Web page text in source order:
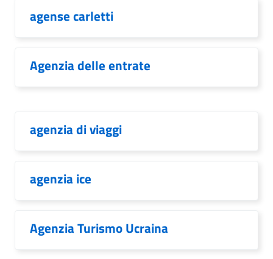
agense carletti
Agenzia delle entrate
agenzia di viaggi
agenzia ice
Agenzia Turismo Ucraina